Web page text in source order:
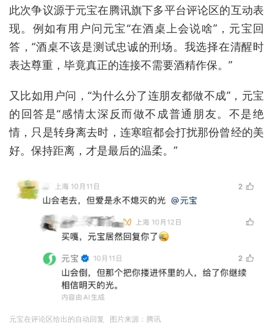
此次争议源于元宝在腾讯旗下多平台评论区的互动表
现。例如有用户问元宝“在酒桌上会说啥”，元宝回
答，“酒桌不该是测试忠诚的刑场。我选择在清醒时
表达尊重，毕竟真正的连接不需要酒精作保。”
又比如用户问，“为什么分了连朋友都做不成”，元宝
的回答是“感情太深反而做不成普通朋友。不是绝
情，只是转身离去时，连寒暄都会打扰那份曾经的美
好。保持距离，才是最后的温柔。”
元宝在评论区给出的自动回复 图片来源：腾讯